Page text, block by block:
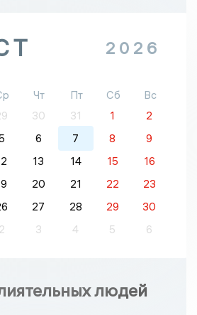
2026
Чт Пт Сб
Вс
30 31 1
2
6 7 8
9
13 14 15
16
20 21 22
23
27 28 29
30
2 3 4 5 6
людей